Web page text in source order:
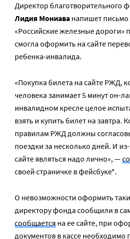
Директор благотворительного
Лидия Мониава напишет
«Российские железные дороги»
смогла оформить на сайте
ребенка-инвалида.
«Покупка билета на сайте РЖД,
человека занимает 5 минут он-
инвалидном кресле целое
взять и купить билет на завтра.
правилам РЖД должны
поездки за несколько дней. И
сайте являться надо лично», —
своей страничке в фейсбуке*.
О невозможности оформить
директору фонда сообщили в
сообщается на ее сайте, при
документов в кассе необходимо